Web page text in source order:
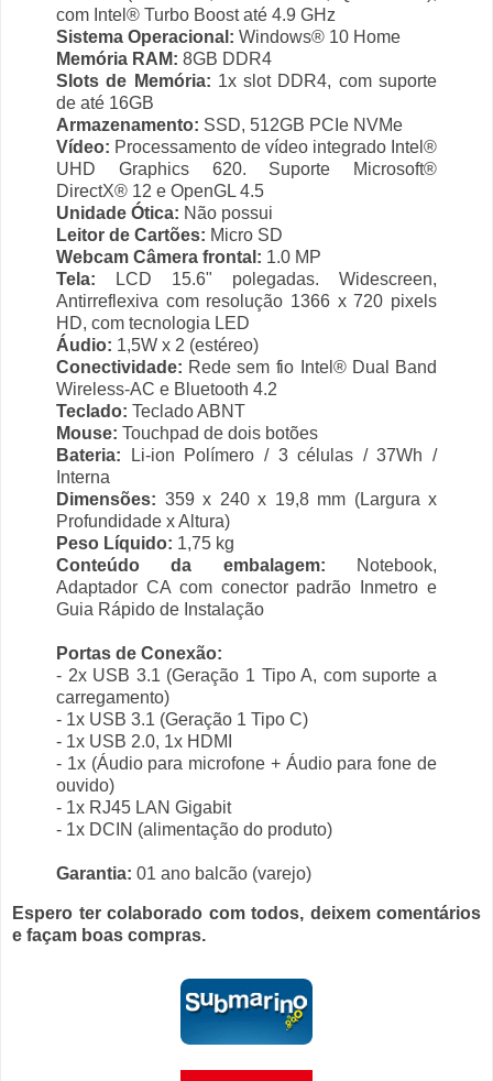
com Intel® Turbo Boost até 4.9 GHz
Sistema Operacional: Windows® 10 Home
Memória RAM: 8GB DDR4
Slots de Memória: 1x slot DDR4, com suporte
de até 16GB
Armazenamento: SSD, 512GB PCIe NVMe
Vídeo: Processamento de vídeo integrado Intel®
UHD Graphics 620. Suporte Microsoft®
DirectX® 12 e OpenGL 4.5
Unidade Ótica: Não possui
Leitor de Cartões: Micro SD
Webcam Câmera frontal: 1.0 MP
Tela: LCD 15.6" polegadas. Widescreen,
Antirreflexiva com resolução 1366 x 720 pixels
HD, com tecnologia LED
Áudio: 1,5W x 2 (estéreo)
Conectividade: Rede sem fio Intel® Dual Band
Wireless-AC e Bluetooth 4.2
Teclado: Teclado ABNT
Mouse: Touchpad de dois botões
Bateria: Li-ion Polímero / 3 células / 37Wh /
Interna
Dimensões: 359 x 240 x 19,8 mm (Largura x
Profundidade x Altura)
Peso Líquido: 1,75 kg
Conteúdo da embalagem: Notebook,
Adaptador CA com conector padrão Inmetro e
Guia Rápido de Instalação
Portas de Conexão:
- 2x USB 3.1 (Geração 1 Tipo A, com suporte a
carregamento)
- 1x USB 3.1 (Geração 1 Tipo C)
- 1x USB 2.0, 1x HDMI
- 1x (Áudio para microfone + Áudio para fone de
ouvido)
- 1x RJ45 LAN Gigabit
- 1x DCIN (alimentação do produto)
Garantia: 01 ano balcão (varejo)
Espero ter colaborado com todos, deixem comentários
e façam boas compras.